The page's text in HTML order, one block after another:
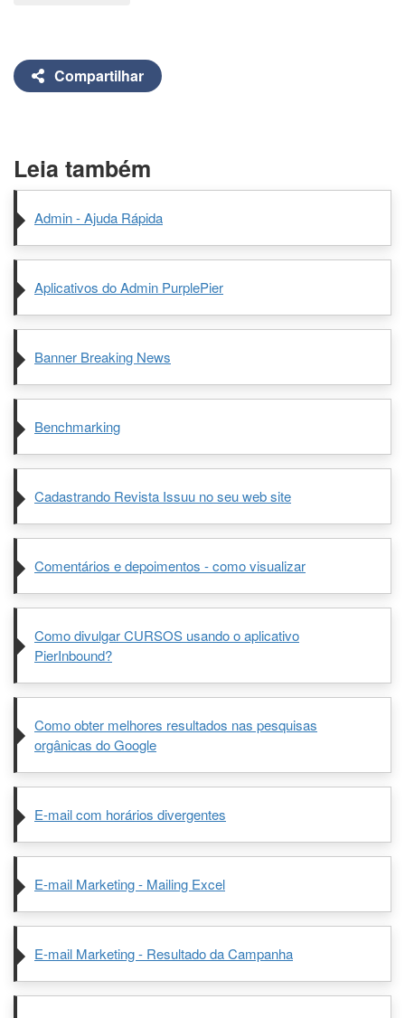
Compartilhar
Leia também
Admin - Ajuda Rápida
Aplicativos do Admin PurplePier
Banner Breaking News
Benchmarking
Cadastrando Revista Issuu no seu web site
Comentários e depoimentos - como visualizar
Como divulgar CURSOS usando o aplicativo
PierInbound?
Como obter melhores resultados nas pesquisas
orgânicas do Google
E-mail com horários divergentes
E-mail Marketing - Mailing Excel
E-mail Marketing - Resultado da Campanha